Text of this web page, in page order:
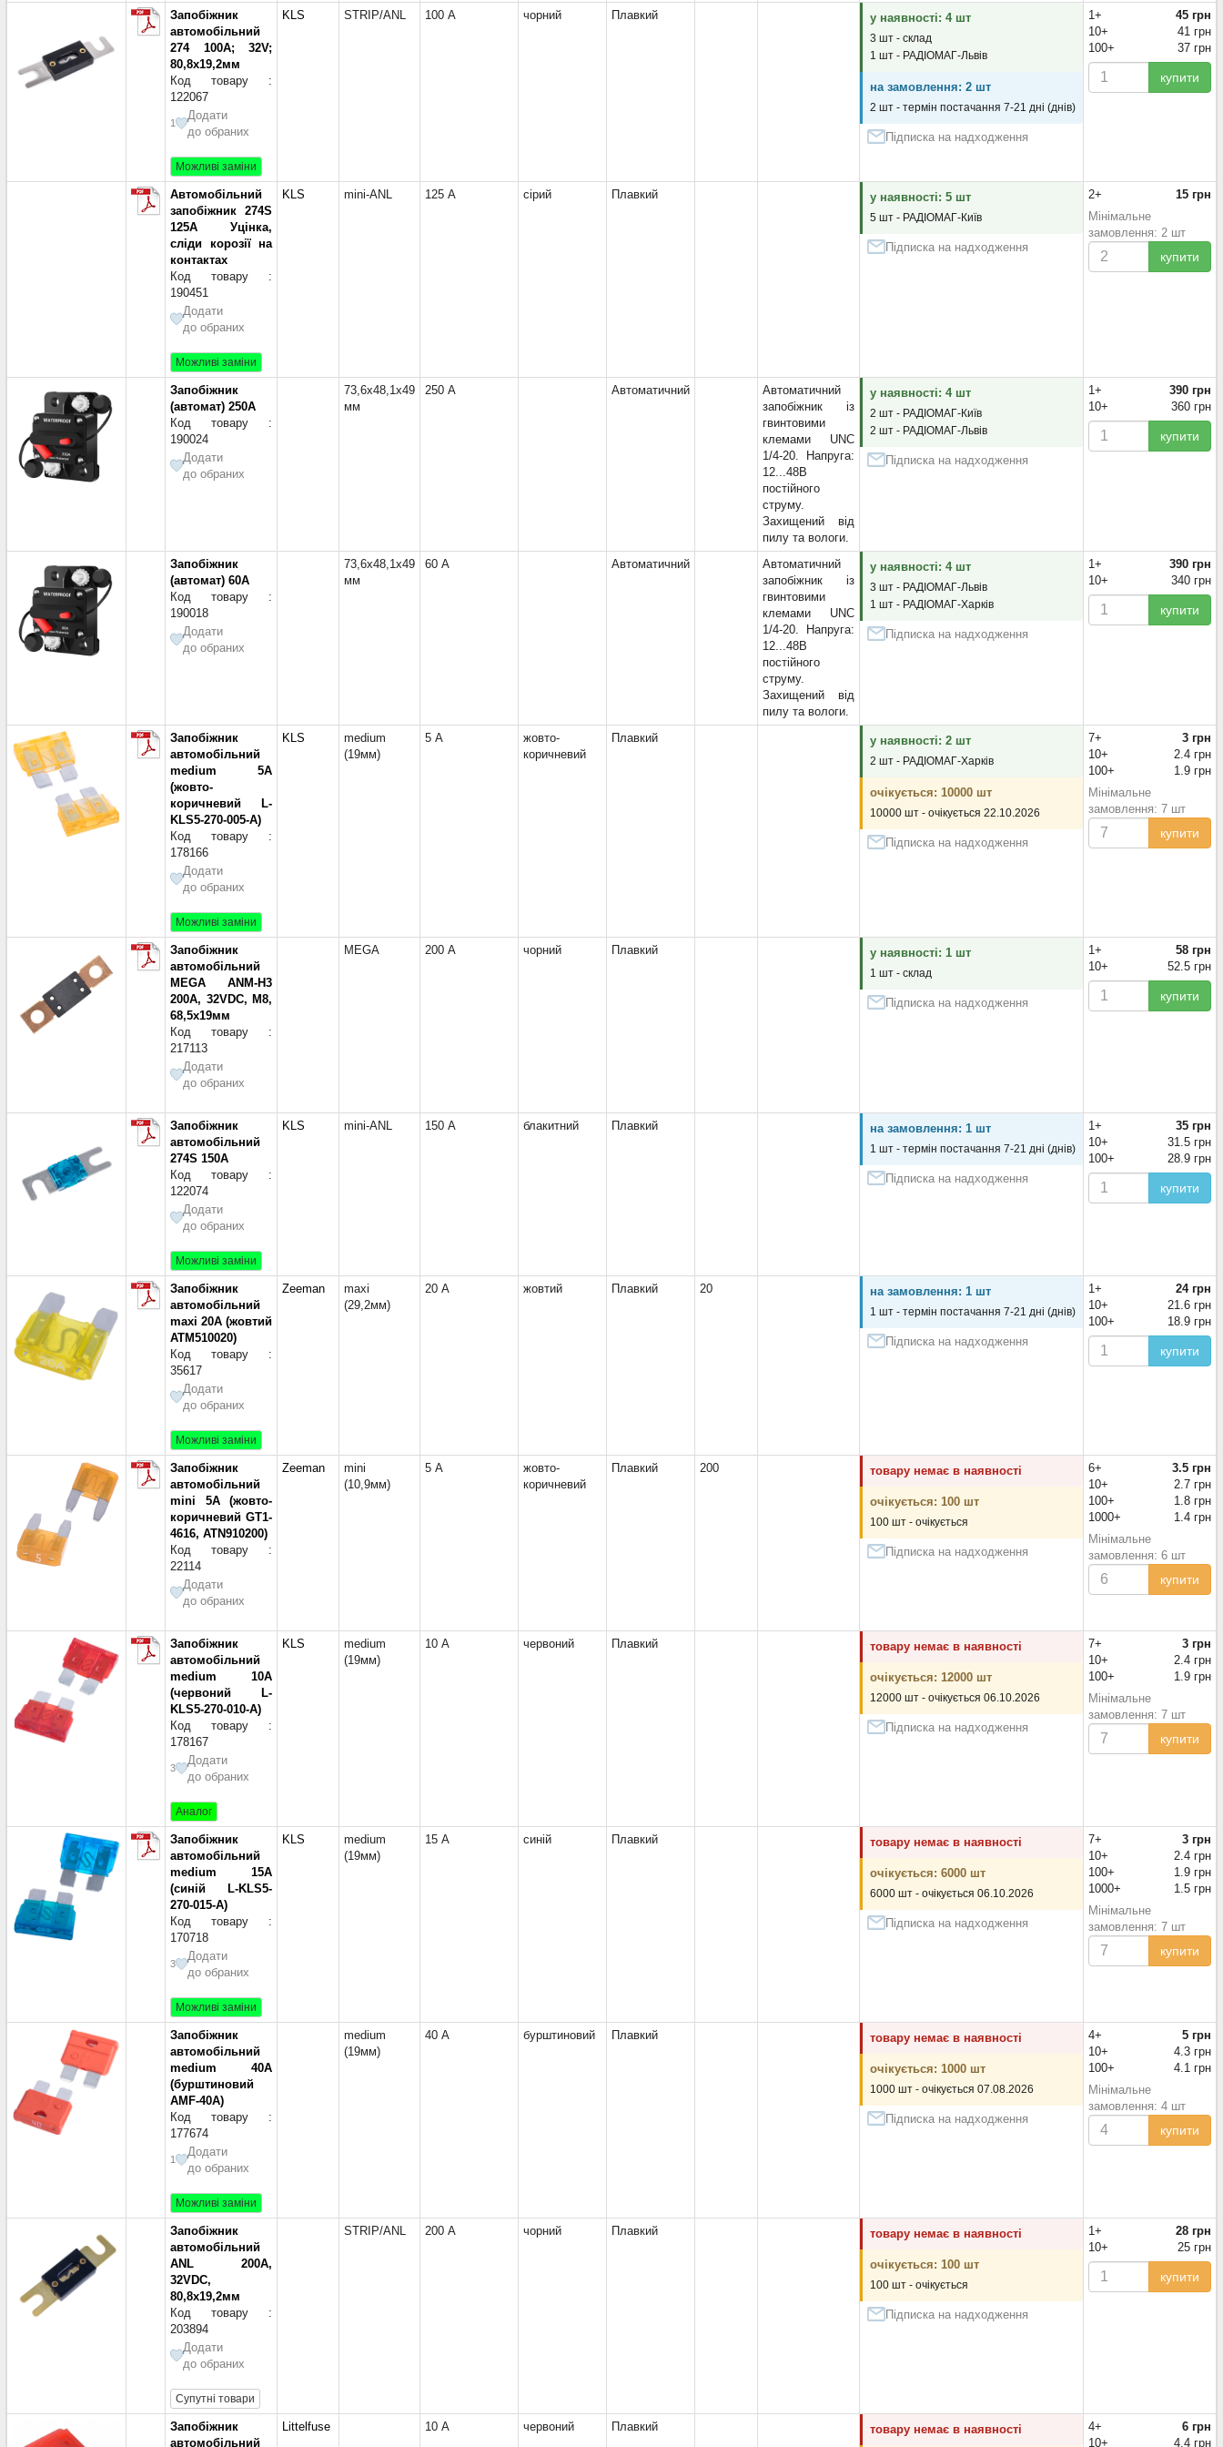
100(1)
Запобіжник
автомобільний
274 100A; 32V;
80,8х19,2мм
Код товару :
122067
1
Додати
до обраних
Можливі заміни
KLS STRIP/ANL 100 А чорний Плавкий у наявності: 4 шт
3 шт - склад
1 шт - РАДІОМАГ-Львів
на замовлення: 2 шт
2 шт - термін постачання 7-21 дні (днів)
Підписка на надходження
1+
45 грн
10+
41 грн
100+
37 грн
купити
Автомобільний
запобіжник 274S
125A Уцінка,
сліди корозії на
контактах
Код товару :
190451
Додати
до обраних
Можливі заміни
KLS mini-ANL 125 А сірий Плавкий у наявності: 5 шт
5 шт - РАДІОМАГ-Київ
Підписка на надходження
2+
15 грн
Мінімальне
замовлення: 2 шт
купити
Запобіжник
(автомат) 250A
Код товару :
190024
Додати
до обраних
73,6x48,1x49
мм
250 А Автоматичний
Автоматичний
запобіжник із
гвинтовими
клемами UNC
1/4-20. Напруга:
12...48В
постійного
струму.
Захищений від
пилу та вологи.
у наявності: 4 шт
2 шт - РАДІОМАГ-Київ
2 шт - РАДІОМАГ-Львів
Підписка на надходження
1+
390 грн
10+
360 грн
купити
Запобіжник
(автомат) 60A
Код товару :
190018
Додати
до обраних
73,6x48,1x49
мм
60 А Автоматичний
Автоматичний
запобіжник із
гвинтовими
клемами UNC
1/4-20. Напруга:
12...48В
постійного
струму.
Захищений від
пилу та вологи.
у наявності: 4 шт
3 шт - РАДІОМАГ-Львів
1 шт - РАДІОМАГ-Харків
Підписка на надходження
1+
390 грн
10+
340 грн
купити
Запобіжник
автомобільний
medium 5A
(жовто-
коричневий L-
KLS5-270-005-A)
Код товару :
178166
Додати
до обраних
Можливі заміни
KLS
medium
(19мм)
5 А
жовто-
коричневий
Плавкий у наявності: 2 шт
2 шт - РАДІОМАГ-Харків
очікується: 10000 шт
10000 шт - очікується 22.10.2026
Підписка на надходження
7+
3 грн
10+
2.4 грн
100+
1.9 грн
Мінімальне
замовлення: 7 шт
купити
Запобіжник
автомобільний
MEGA ANM-H3
200A, 32VDC, М8,
68,5x19мм
Код товару :
217113
Додати
до обраних
MEGA 200 А чорний Плавкий у наявності: 1 шт
1 шт - склад
Підписка на надходження
1+
58 грн
10+
52.5 грн
купити
Запобіжник
автомобільний
274S 150A
Код товару :
122074
Додати
до обраних
Можливі заміни
KLS mini-ANL 150 А блакитний Плавкий на замовлення: 1 шт
1 шт - термін постачання 7-21 дні (днів)
Підписка на надходження
1+
35 грн
10+
31.5 грн
100+
28.9 грн
купити
Запобіжник
автомобільний
maxi 20A (жовтий
ATM510020)
Код товару :
35617
Додати
до обраних
Можливі заміни
Zeeman
maxi
(29,2мм)
20 А жовтий Плавкий 20 на замовлення: 1 шт
1 шт - термін постачання 7-21 дні (днів)
Підписка на надходження
1+
24 грн
10+
21.6 грн
100+
18.9 грн
купити
Запобіжник
автомобільний
mini 5A (жовто-
коричневий GT1-
4616, ATN910200)
Код товару :
22114
Додати
до обраних
Zeeman
mini
(10,9мм)
5 А
жовто-
коричневий
Плавкий 200 товару немає в наявності
очікується: 100 шт
100 шт - очікується
Підписка на надходження
6+
3.5 грн
10+
2.7 грн
100+
1.8 грн
1000+
1.4 грн
Мінімальне
замовлення: 6 шт
купити
Запобіжник
автомобільний
medium 10A
(червоний L-
KLS5-270-010-A)
Код товару :
178167
3
Додати
до обраних
Аналог
KLS
medium
(19мм)
10 А червоний Плавкий товару немає в наявності
очікується: 12000 шт
12000 шт - очікується 06.10.2026
Підписка на надходження
7+
3 грн
10+
2.4 грн
100+
1.9 грн
Мінімальне
замовлення: 7 шт
купити
Запобіжник
автомобільний
medium 15A
(синій L-KLS5-
270-015-A)
Код товару :
170718
3
Додати
до обраних
Можливі заміни
KLS
medium
(19мм)
15 А синій Плавкий товару немає в наявності
очікується: 6000 шт
6000 шт - очікується 06.10.2026
Підписка на надходження
7+
3 грн
10+
2.4 грн
100+
1.9 грн
1000+
1.5 грн
Мінімальне
замовлення: 7 шт
купити
Запобіжник
автомобільний
medium 40A
(бурштиновий
AMF-40A)
Код товару :
177674
1
Додати
до обраних
Можливі заміни
medium
(19мм)
40 А бурштиновий Плавкий товару немає в наявності
очікується: 1000 шт
1000 шт - очікується 07.08.2026
Підписка на надходження
4+
5 грн
10+
4.3 грн
100+
4.1 грн
Мінімальне
замовлення: 4 шт
купити
Запобіжник
автомобільний
ANL 200A,
32VDC,
80,8х19,2мм
Код товару :
203894
Додати
до обраних
Супутні товари
STRIP/ANL 200 А чорний Плавкий товару немає в наявності
очікується: 100 шт
100 шт - очікується
Підписка на надходження
1+
28 грн
10+
25 грн
купити
Запобіжник
автомобільний
Littelfuse 10 А червоний Плавкий товару немає в наявності 4+
6 грн
10+
4.4 грн